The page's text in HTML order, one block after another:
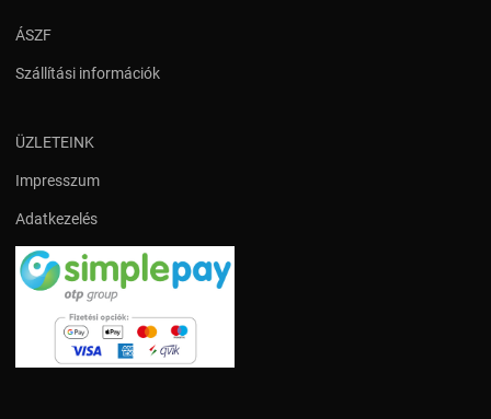
ÁSZF
Szállítási információk
ÜZLETEINK
Impresszum
Adatkezelés